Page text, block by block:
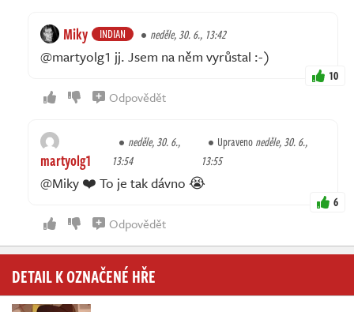
Miky INDIAN neděle, 30. 6., 13:42
@martyolg1 jj. Jsem na něm vyrůstal :-)
10
Odpovědět
martyolg1
neděle, 30. 6.,
13:54
Upravenoneděle, 30. 6.,
13:55
@Miky ❤️ To je tak dávno 😭
6
Odpovědět
DETAIL K OZNAČENÉ HŘE